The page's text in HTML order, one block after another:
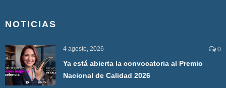
NOTICIAS
4 agosto, 2026 0
Ya está abierta la convocatoria al Premio
Nacional de Calidad 2026